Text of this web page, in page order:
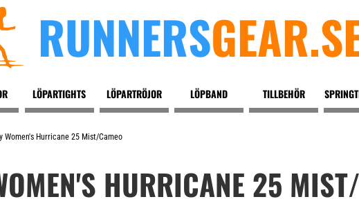
RUNNERS
LÖPARTIGHTS LÖPARTRÖJOR LÖPBAND TILLBEHÖR
Women's Hurricane 25 Mist/cameo
HURRICANE 25